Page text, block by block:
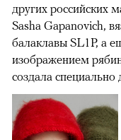
других российских
Sasha Gapanovich,
балаклавы SL1P, а
изображением
создала специально